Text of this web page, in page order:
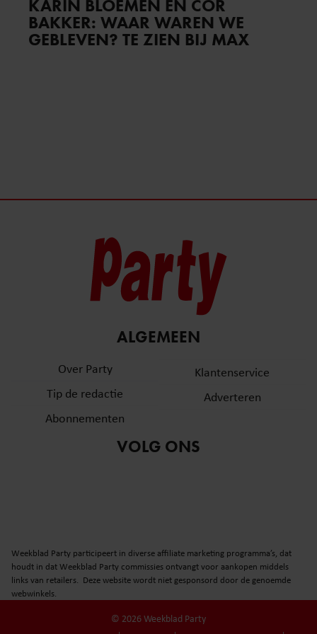
KARIN BLOEMEN EN COR
BAKKER: WAAR WAREN WE
GEBLEVEN? TE ZIEN BIJ MAX
ALGEMEEN
Over Party
Tip de redactie
Abonnementen
Klantenservice
Adverteren
VOLG ONS
Weekblad Party participeert in diverse affiliate marketing programma’s, dat
houdt in dat Weekblad Party commissies ontvangt voor aankopen middels
links van retailers. Deze website wordt niet gesponsord door de genoemde
webwinkels.
© 2026 Weekblad Party